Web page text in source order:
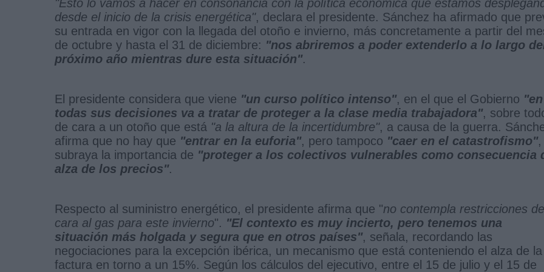
"Esto lo vamos a hacer en consonancia con la política económica que estamos
desde el inicio de la crisis energética", declara el presidente. Sánchez ha afirmado que
su entrada en vigor con la llegada del otoño e invierno, más concretamente a partir del
de octubre y hasta el 31 de diciembre: "nos abriremos a poder extenderlo a lo largo
próximo año mientras dure esta situación".
El presidente considera que viene "un curso político intenso", en el que el Gobierno "en
todas sus decisiones va a tratar de proteger a la clase media trabajadora", sobre
de cara a un otoño que está "a la altura de la incertidumbre", a causa de la guerra.
afirma que no hay que "entrar en la euforia", pero tampoco "caer en el catastrofismo",
subraya la importancia de "proteger a los colectivos vulnerables como consecuencia
alza de los precios".
Respecto al suministro energético, el presidente afirma que "no contempla restricciones de
cara al gas para este invierno". "El contexto es muy incierto, pero tenemos una
situación más holgada y segura que en otros países", señala, recordando las
negociaciones para la excepción ibérica, un mecanismo que está conteniendo el alza de la
factura en torno a un 15%. Según los cálculos del ejecutivo, entre el 15 de julio y el 15 de